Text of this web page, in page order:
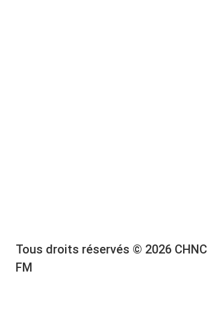
Tous droits réservés © 2026 CHNC
FM